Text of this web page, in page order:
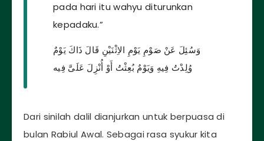
pada hari itu wahyu diturunkan
kepadaku.”
وَسُئِلَ عَنْ صَوْمِ يَوْمِ الاِثْنَيْنِ قَالَ ذَاكَ يَوْمٌ
وُلِدْتُ فِيهِ وَيَوْمٌ بُعِثْتُ أَوْ أُنْزِلَ عَلَىَّ فِيه
Dari sinilah dalil dianjurkan untuk berpuasa di
bulan Rabiul Awal. Sebagai rasa syukur kita